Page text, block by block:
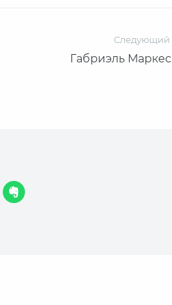
Следующий
Габриэль Маркес